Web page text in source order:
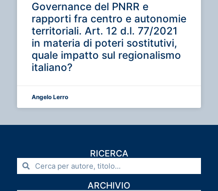
Governance del PNRR e
rapporti fra centro e autonomie
territoriali. Art. 12 d.l. 77/2021
in materia di poteri sostitutivi,
quale impatto sul regionalismo
italiano?
Angelo Lerro
RICERCA
ARCHIVIO